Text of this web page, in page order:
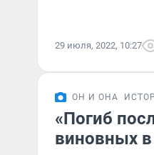
29 июля, 2022, 10:27
ОН И ОНА
«Погиб
виновных